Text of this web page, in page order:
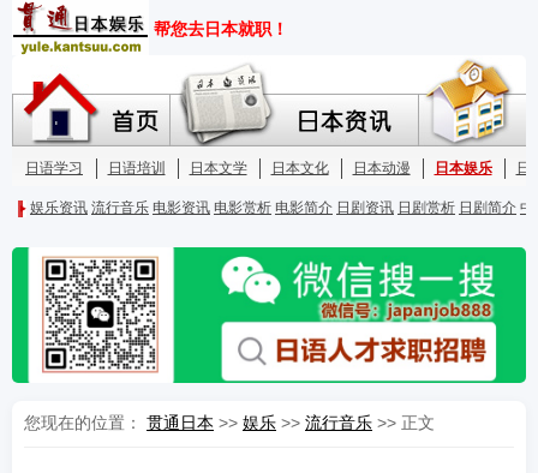
您现在的位置： 贯通日本 >> 娱乐 >> 流行音乐 >> 正文